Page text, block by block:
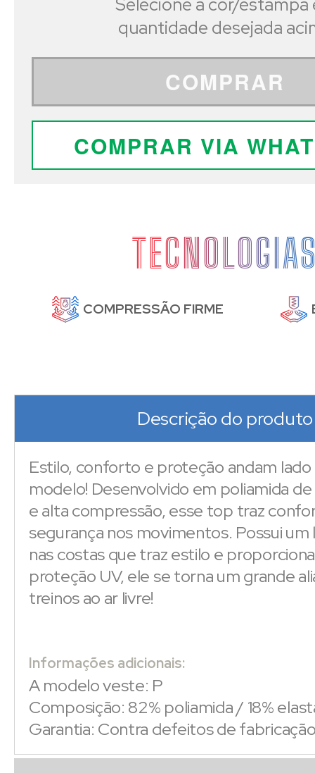
quantidade desejada
COMPRAR
COMPRAR VIA
COMPRESSÃO FIRME
Descrição do produto
Estilo, conforto e proteção andam lado
modelo! Desenvolvido em poliamida
e alta compressão, esse top traz
segurança nos movimentos. Possui
nas costas que traz estilo e
proteção UV, ele se torna um grande
treinos ao ar livre!
Informações adicionais:
A modelo veste: P
Composição: 82% poliamida / 18%
Garantia: Contra defeitos de